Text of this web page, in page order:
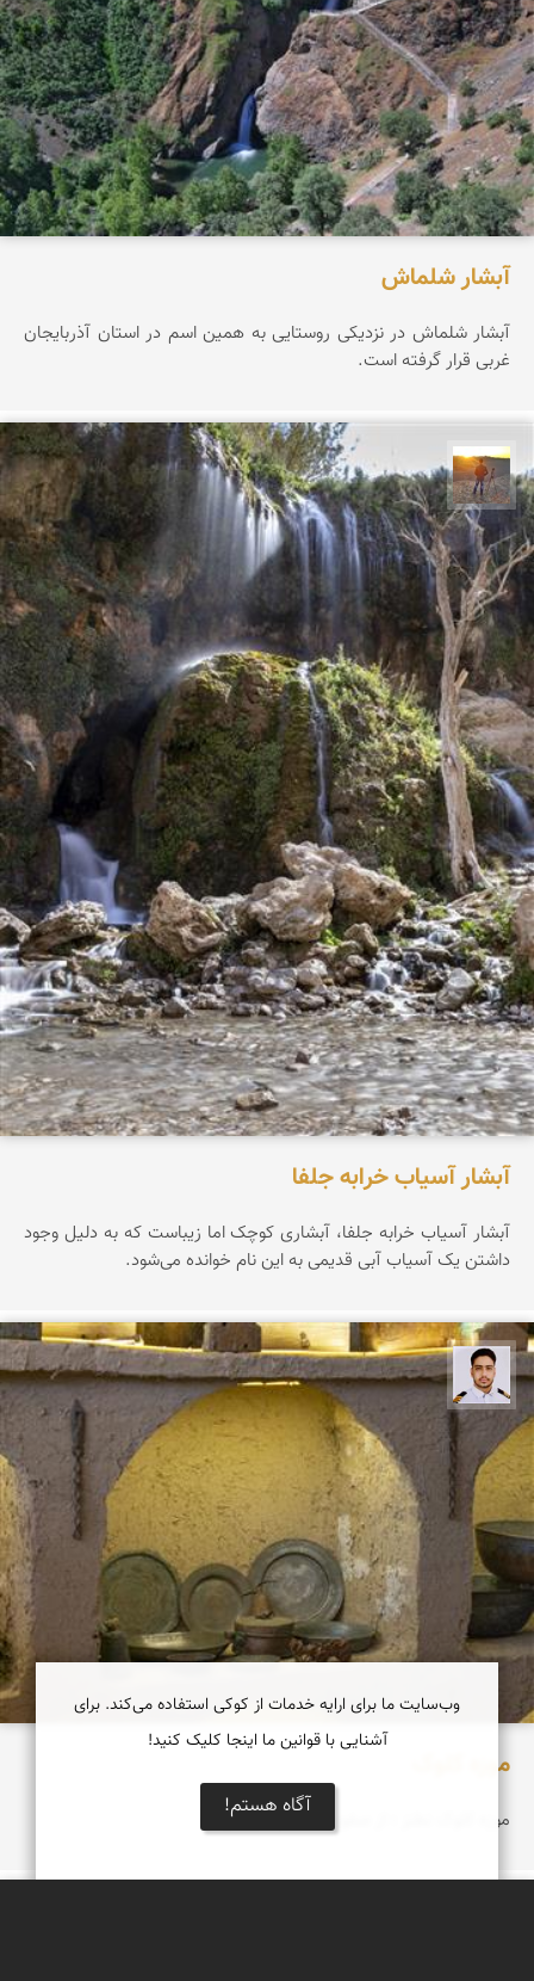
آبشار شلماش
آبشار شلماش در نزدیکی روستایی به همین اسم در استان آذربایجان
غربی قرار گرفته است.
مهدی مخلصیان
آبشار آسیاب خرابه جلفا
آبشار آسیاب خرابه جلفا، آبشاری کوچک اما زیباست که به دلیل وجود
داشتن یک آسیاب آبی قدیمی به این نام خوانده می‌شود.
سعید جواهری
موزه کلوک
موزه کلوک نطنز ؛ از صفویه ،قاجار و پهلوی
وب‌سایت ما برای ارایه خدمات از کوکی استفاده می‌کند. برای
آشنایی با قوانین ما اینجا کلیک کنید!
آگاه هستم!